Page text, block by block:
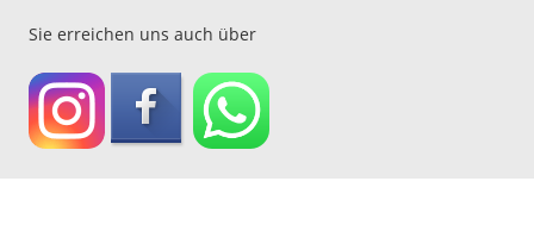
Sie erreichen uns auch über